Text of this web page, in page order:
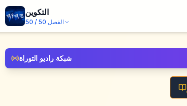
التكوين
الفصل 50
/
50
شبكة راديو التوراة